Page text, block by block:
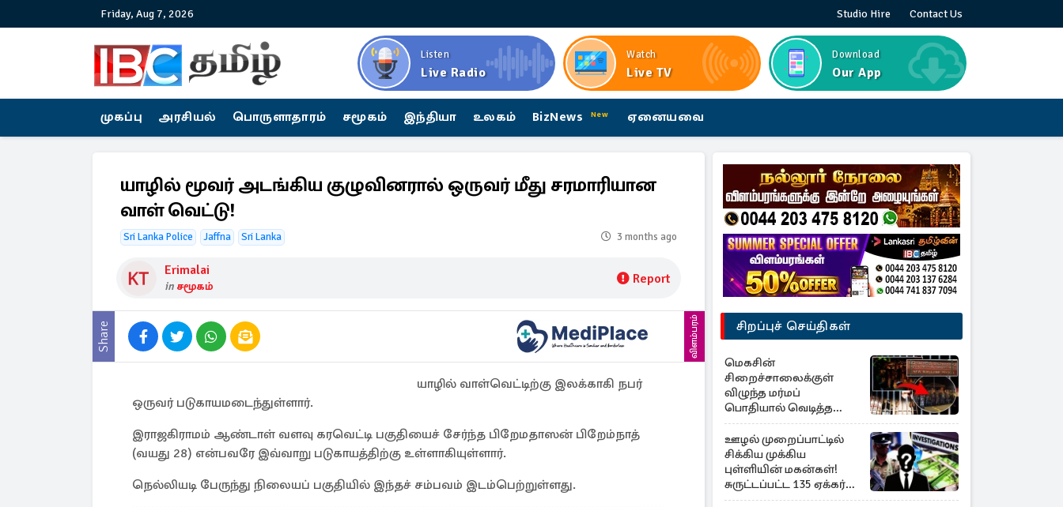
Friday, Aug 7, 2026 Studio Hire Contact Us
Listen
Live Radio
Watch
Live TV
Download
Our App
முகப்பு அரசியல் பொருளாதாரம் சமூகம் இந்தியா உலகம் BizNews New ஏனையவை
யாழில் மூவர் அடங்கிய குழுவினரால் ஒருவர் மீது சரமாரியான
வாள் வெட்டு!
Sri Lanka Police Jaffna Sri Lanka 3 months ago
Erimalai
in சமூகம் Report
Share விளம்பரம்
யாழில் வாள்வெட்டிற்கு இலக்காகி நபர்
ஒருவர் படுகாயமடைந்துள்ளார்.
இராஜகிராமம் ஆண்டாள் வளவு கரவெட்டி பகுதியைச் சேர்ந்த பிறேமதாஸன் பிறேம்நாத்
(வயது 28) என்பவரே இவ்வாறு படுகாயத்திற்கு உள்ளாகியுள்ளார்.
நெல்லியடி பேருந்து நிலையப் பகுதியில் இந்தச் சம்பவம் இடம்பெற்றுள்ளது.
சிறப்புச் செய்திகள்
மெகசின்
சிறைச்சாலைக்குள்
விழுந்த மர்மப்
பொதியால் வெடித்த
மோதல் - ஒருவர் பலி :
பலர் காயம்
ஊழல் முறைப்பாட்டில்
சிக்கிய முக்கிய
புள்ளியின் மகன்கள்!
சுருட்டப்பட்ட 135 ஏக்கர்
தேயிலைத் தோட்டம்